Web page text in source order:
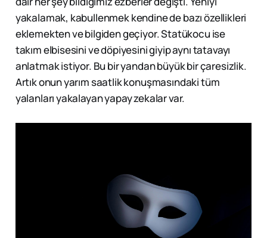
yakalamak, kabullenmek kendine de bazı özellikleri
eklemekten ve bilgiden geçiyor. Statükocu ise
takım elbisesini ve döpiyesini giyip aynı tatavayı
anlatmak istiyor. Bu bir yandan büyük bir çaresizlik.
Artık onun yarım saatlik konuşmasındaki tüm
yalanları yakalayan yapay zekalar var.